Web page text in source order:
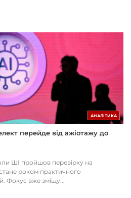
АНАЛІТИКА
перейде від ажіотажу до
ШІ пройшов перевірку на
роком практичного
Фокус вже зміщу...